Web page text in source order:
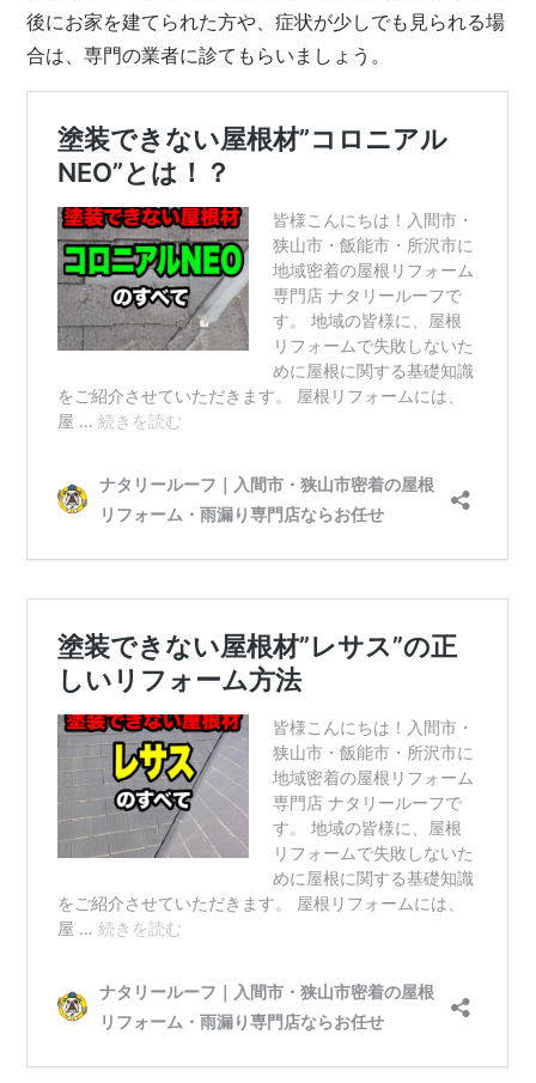
後にお家を建てられた方や、症状が少しでも見られる場
合は、専門の業者に診てもらいましょう。